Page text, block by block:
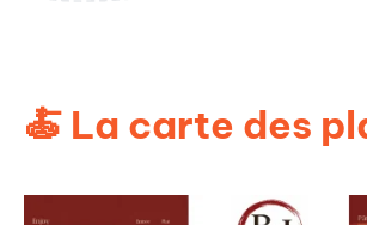
🍝 La carte des